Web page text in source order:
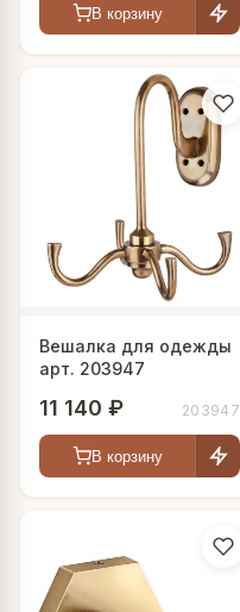
В корзину
Вешалка для одежды
арт. 203947
11 140 ₽ 203947
В корзину